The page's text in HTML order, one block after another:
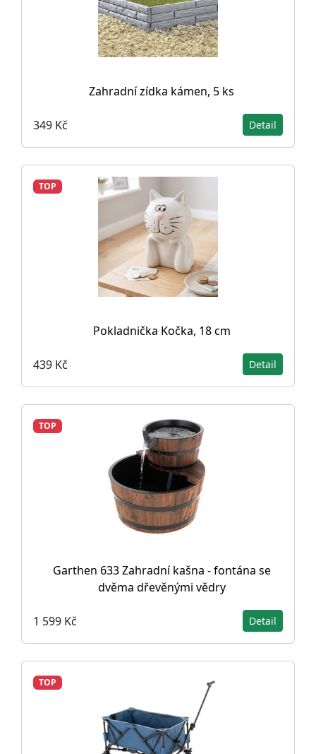
Zahradní zídka kámen, 5 ks
349 Kč Detail
TOP
Pokladnička Kočka, 18 cm
439 Kč Detail
TOP
Garthen 633 Zahradní kašna - fontána se
dvěma dřevěnými vědry
1 599 Kč Detail
TOP